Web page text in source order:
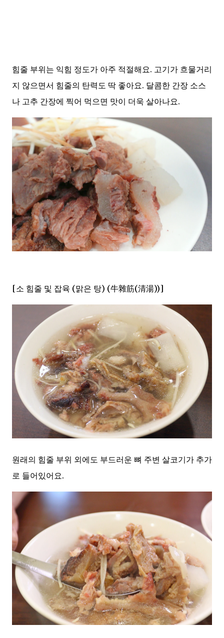
힘줄 부위는 익힘 정도가 아주 적절해요. 고기가 흐물거리
지 않으면서 힘줄의 탄력도 딱 좋아요. 달콤한 간장 소스
나 고추 간장에 찍어 먹으면 맛이 더욱 살아나요.
[소 힘줄 및 잡육 (맑은 탕) (牛雜筋(清湯))]
원래의 힘줄 부위 외에도 부드러운 뼈 주변 살코기가 추가
로 들어있어요.